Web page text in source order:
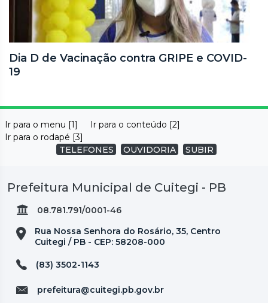
Dia D de Vacinação contra GRIPE e COVID-
19
Ir para o menu [1]
Ir para o conteúdo [2]
Ir para o rodapé [3]
TELEFONES
OUVIDORIA SUBIR
Prefeitura Municipal de Cuitegi - PB
08.781.791/0001-46
Rua Nossa Senhora do Rosário, 35, Centro
Cuitegi / PB - CEP: 58208-000
(83) 3502-1143
prefeitura@cuitegi.pb.gov.br